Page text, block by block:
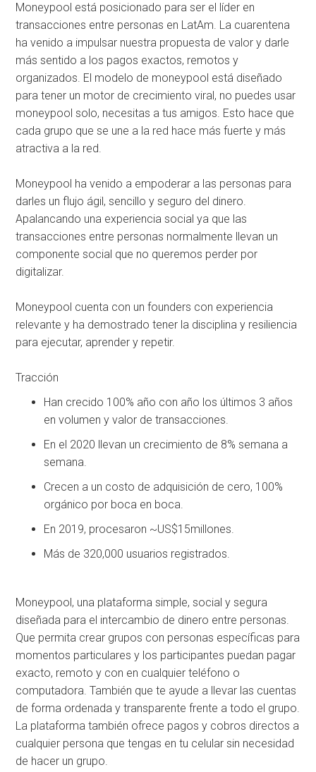
Moneypool está posicionado para ser el líder en
transacciones entre personas en LatAm. La cuarentena
ha venido a impulsar nuestra propuesta de valor y darle
más sentido a los pagos exactos, remotos y
organizados. El modelo de moneypool está diseñado
para tener un motor de crecimiento viral, no puedes usar
moneypool solo, necesitas a tus amigos. Esto hace que
cada grupo que se une a la red hace más fuerte y más
atractiva a la red.
Moneypool ha venido a empoderar a las personas para
darles un flujo ágil, sencillo y seguro del dinero.
Apalancando una experiencia social ya que las
transacciones entre personas normalmente llevan un
componente social que no queremos perder por
digitalizar.
Moneypool cuenta con un founders con experiencia
relevante y ha demostrado tener la disciplina y resiliencia
para ejecutar, aprender y repetir.
Tracción
Han crecido 100% año con año los últimos 3 años
en volumen y valor de transacciones.
En el 2020 llevan un crecimiento de 8% semana a
semana.
Crecen a un costo de adquisición de cero, 100%
orgánico por boca en boca.
En 2019, procesaron ~US$15millones.
Más de 320,000 usuarios registrados.
Moneypool, una plataforma simple, social y segura
diseñada para el intercambio de dinero entre personas.
Que permita crear grupos con personas específicas para
momentos particulares y los participantes puedan pagar
exacto, remoto y con en cualquier teléfono o
computadora. También que te ayude a llevar las cuentas
de forma ordenada y transparente frente a todo el grupo.
La plataforma también ofrece pagos y cobros directos a
cualquier persona que tengas en tu celular sin necesidad
de hacer un grupo.